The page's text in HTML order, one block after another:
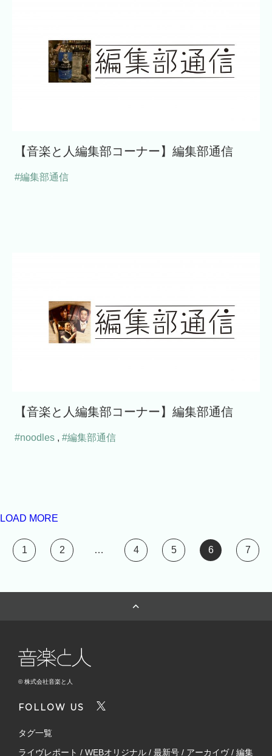
【音楽と人編集部コーナー】編集部通信
#編集部通信
【音楽と人編集部コーナー】編集部通信
#noodles , #編集部通信
LOAD MORE
1 2 … 4 5 6 7
© 株式会社音楽と人
FOLLOW US
タグ一覧
ライヴレポート / WEBオリジナル / 最新号 / アーカイヴ/ 編集